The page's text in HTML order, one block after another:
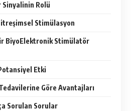
Rolü
Stimülasyon
BiyoElektronik Stimülatör
Etki
Göre Avantajları
Sorulan Sorular